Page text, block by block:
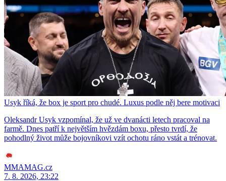
Usyk říká, že box je sport pro chudé. Luxus podle něj bere motivaci
Oleksandr Usyk vzpomínal, že už ve dvanácti letech pracoval na
farmě. Dnes patří k největším hvězdám boxu, přesto tvrdí, že
pohodlný život může bojovníkovi vzít ochotu ráno vstát a trénovat.
MMAMAG.cz
7. 8. 2026, 23:22